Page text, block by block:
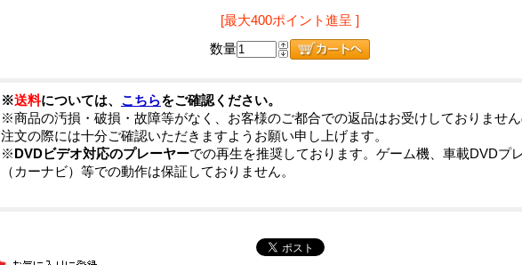
[最大400ポイント進呈 ]
数量
※送料については、 こちらをご確認ください。
※商品の汚損・破損・故障等がなく、お客様のご都合での返品はお受けしておりませ
注文の際には十分ご確認いただきますようお願い申し上げます。
※DVDビデオ対応のプレーヤーでの再生を推奨しております。ゲーム機、車載DVDプ
（カーナビ）等での動作は保証しておりません。